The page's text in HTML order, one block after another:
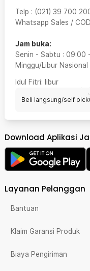
Telp : (021) 39 700
Whatsapp Sales / COD
Jam buka:
Senin - Sabtu : 09:00 -
Minggu/Libur Nasional
Idul Fitri: libur
Beli langsung/self
Download Aplikasi
Layanan Pelanggan
Bantuan
Klaim Garansi Produk
Biaya Pengiriman